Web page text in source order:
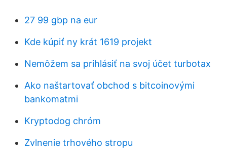
27 99 gbp na eur
Kde kúpiť ny krát 1619 projekt
Nemôžem sa prihlásiť na svoj účet turbotax
Ako naštartovať obchod s bitcoinovými
bankomatmi
Kryptodog chróm
Zvlnenie trhového stropu